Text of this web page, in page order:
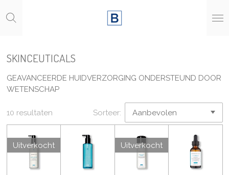
direct
hoofdinhoud
SKINCEUTICALS
GEAVANCEERDE HUIDVERZORGING ONDERSTEUND DOOR
WETENSCHAP
10 resultaten Sorteer:
Uitverkocht Uitverkocht